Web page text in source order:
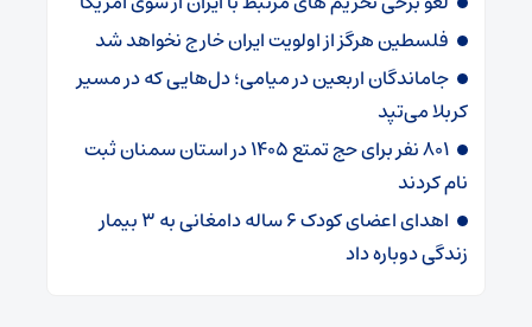
فلسطین هرگز از اولویت ایران خارج نخواهد شد
جاماندگان اربعین در میامی؛ دل‌هایی که در مسیر
کربلا می‌تپد
۸۰۱ نفر برای حج تمتع ۱۴۰۵ در استان سمنان ثبت
نام کردند
اهدای اعضای کودک ۶ ساله دامغانی به ۳ بیمار
زندگی دوباره داد